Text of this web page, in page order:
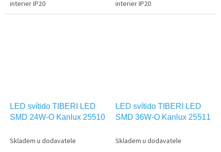
interier IP20
interier IP20
LED svítido TIBERI LED
SMD 24W-O Kanlux 25510
Skladem u dodavatele
LED svítido TIBERI LED
SMD 36W-O Kanlux 25511
Skladem u dodavatele